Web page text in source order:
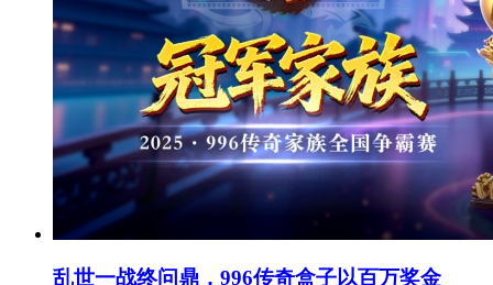
乱世一战终问鼎，996传奇盒子以百万奖金